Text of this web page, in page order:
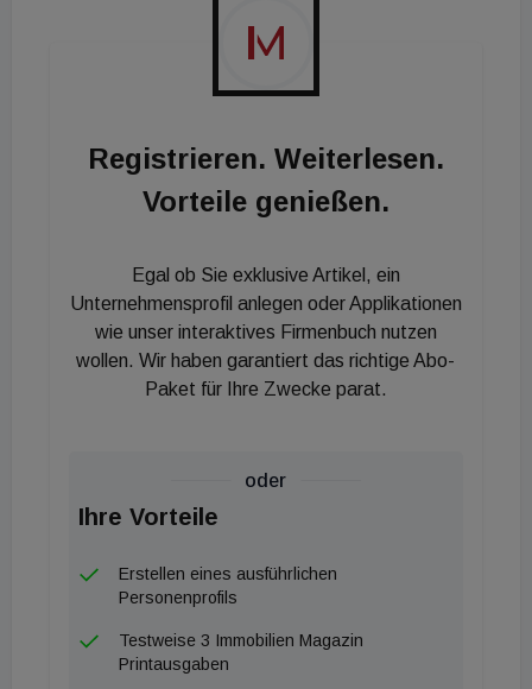
Die Metallbauleistungen werden anhand folgender
Kriterien beurteilt: Komplexität des Gebäudes,
handwerkliche Ausführung der Metallbauleistung,
Wertschöpfungskette. Im Oktober 2020 werden
Christian Kühn (Architekturstiftung Österreich), Ida
Wiesflecker (AAP2018-Preisträger) gemeinsam mit
Experten der Metallbaubranche Anton Resch
(Arbeitsgemeinschaft der Hersteller von Metall-
Fenster / Türen / Tore / Fassaden), Martin
Steinhäufl (Sachverständiger) und Thomas Sattler
Registrieren. Weiterlesen.
Vorteile genießen.
Egal ob Sie exklusive Artikel, ein
Unternehmensprofil anlegen oder Applikationen
wie unser interaktives Firmenbuch nutzen
wollen. Wir haben garantiert das richtige Abo-
Paket für Ihre Zwecke parat.
oder
Ihre Vorteile
Erstellen eines ausführlichen
Personenprofils
Testweise 3 Immobilien Magazin
Printausgaben